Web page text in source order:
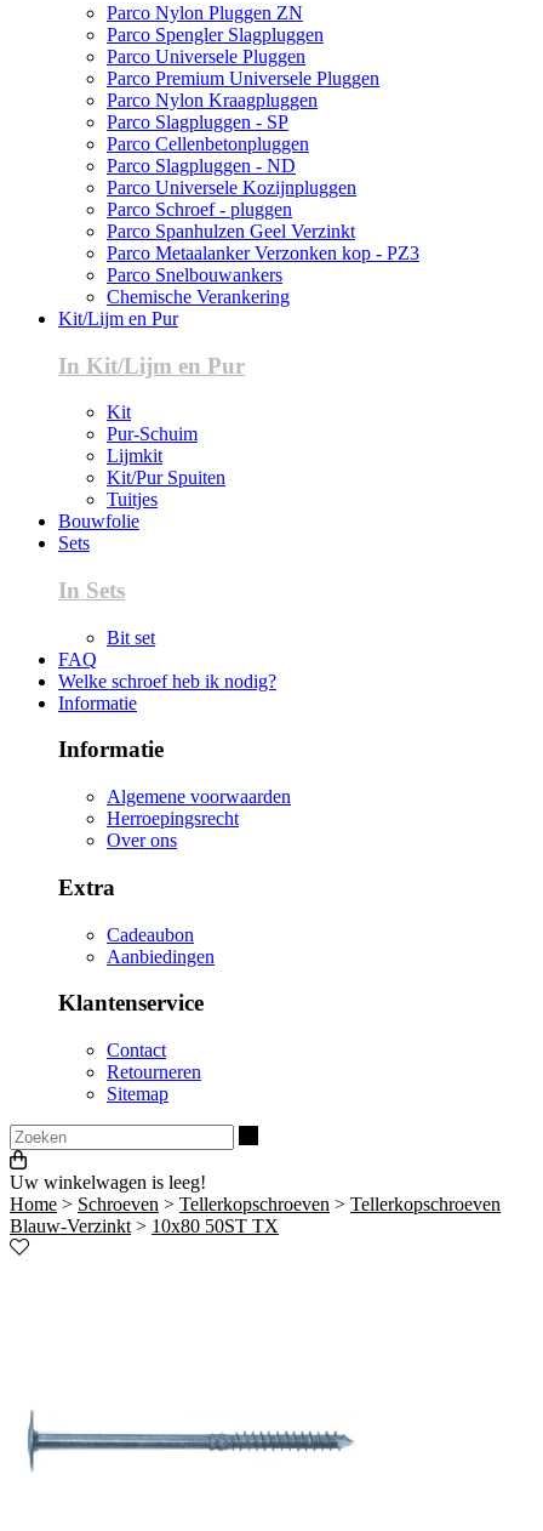
Parco Nylon Pluggen ZN
Parco Spengler Slagpluggen
Parco Universele Pluggen
Parco Premium Universele Pluggen
Parco Nylon Kraagpluggen
Parco Slagpluggen - SP
Parco Cellenbetonpluggen
Parco Slagpluggen - ND
Parco Universele Kozijnpluggen
Parco Schroef - pluggen
Parco Spanhulzen Geel Verzinkt
Parco Metaalanker Verzonken kop - PZ3
Parco Snelbouwankers
Chemische Verankering
Kit/Lijm en Pur
In Kit/Lijm en Pur
Kit
Pur-Schuim
Lijmkit
Kit/Pur Spuiten
Tuitjes
Bouwfolie
Sets
In Sets
Bit set
FAQ
Welke schroef heb ik nodig?
Informatie
Informatie
Algemene voorwaarden
Herroepingsrecht
Over ons
Extra
Cadeaubon
Aanbiedingen
Klantenservice
Contact
Retourneren
Sitemap
Uw winkelwagen is leeg!
Home > Schroeven > Tellerkopschroeven > Tellerkopschroeven
Blauw-Verzinkt > 10x80 50ST TX